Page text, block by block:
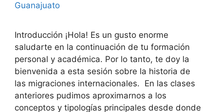
Guanajuato
Introducción ¡Hola! Es un gusto enorme
saludarte en la continuación de tu formación
personal y académica. Por lo tanto, te doy la
bienvenida a esta sesión sobre la historia de
las migraciones internacionales. En las clases
anteriores pudimos aproximarnos a los
conceptos y tipologías principales desde donde